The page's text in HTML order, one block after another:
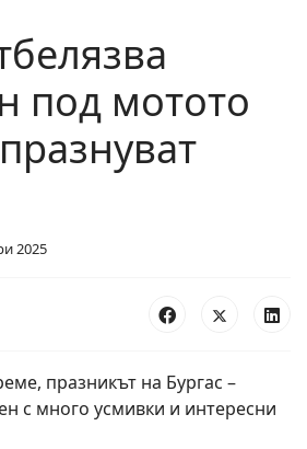
под мотото
2025
празникът на Бургас –
с много усмивки и интересни